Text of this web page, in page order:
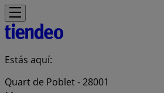
Estás aquí:
Quart de Poblet - 28001